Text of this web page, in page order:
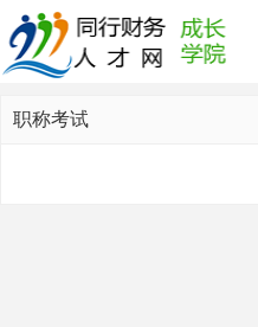
职称考试